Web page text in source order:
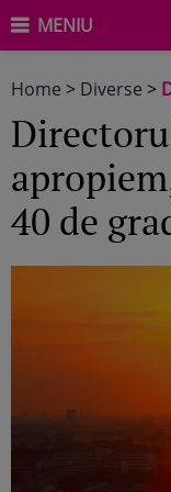
MENIU
Home > Diverse >
40 de